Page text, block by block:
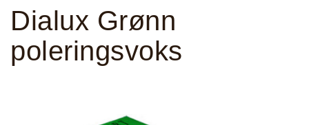
Dialux Grønn
poleringsvoks